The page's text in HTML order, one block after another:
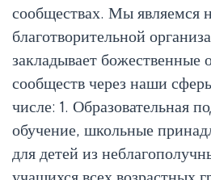
сообществах. Мы являемся
благотворительной
закладывает божественные
сообществ через наши
числе: 1. Образовательная
обучение, школьные
для детей из